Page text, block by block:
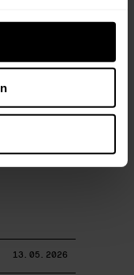
und
13.05.2026